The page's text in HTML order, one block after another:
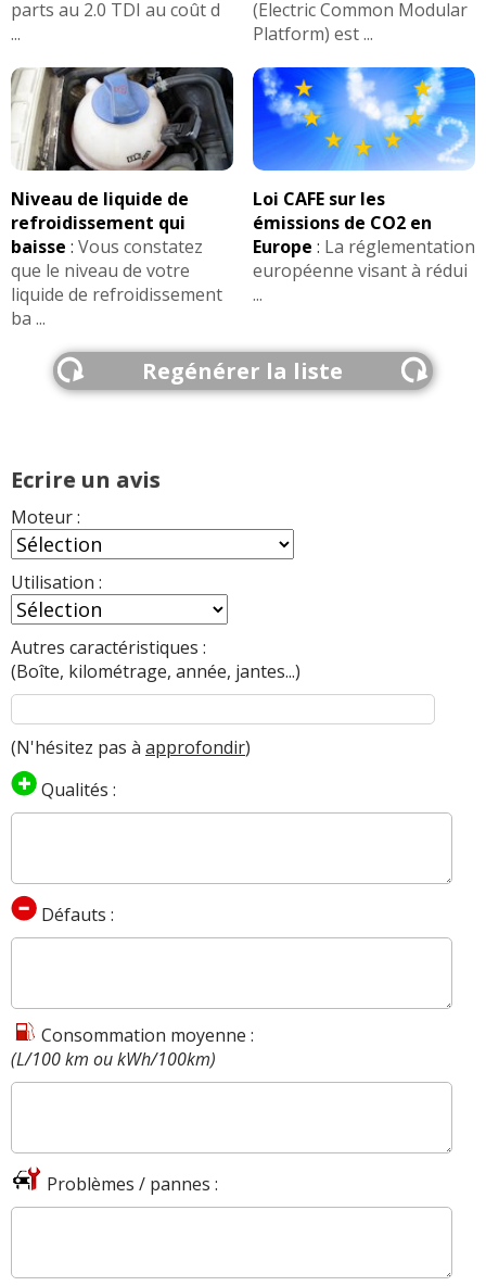
parts au 2.0 TDI au coût d
...
(Electric Common Modular
Platform) est ...
Niveau de liquide de
refroidissement qui
baisse : Vous constatez
que le niveau de votre
liquide de refroidissement
ba ...
Loi CAFE sur les
émissions de CO2 en
Europe : La réglementation
européenne visant à rédui
...
Regénérer la liste
Ecrire un avis
Moteur :
Utilisation :
Autres caractéristiques :
(Boîte, kilométrage, année, jantes...)
(N'hésitez pas à approfondir)
Qualités :
Défauts :
Consommation moyenne :
(L/100 km ou kWh/100km)
Problèmes / pannes :